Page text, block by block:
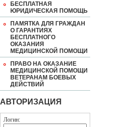
БЕСПЛАТНАЯ
ЮРИДИЧЕСКАЯ ПОМОЩЬ
ПАМЯТКА ДЛЯ ГРАЖДАН
О ГАРАНТИЯХ
БЕСПЛАТНОГО
ОКАЗАНИЯ
МЕДИЦИНСКОЙ ПОМОЩИ
ПРАВО НА ОКАЗАНИЕ
МЕДИЦИНСКОЙ ПОМОЩИ
ВЕТЕРАНАМ БОЕВЫХ
ДЕЙСТВИЙ
АВТОРИЗАЦИЯ
Логин: